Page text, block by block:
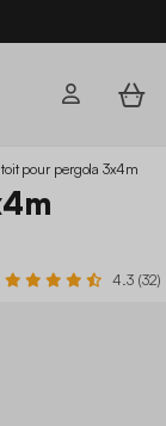
pour pergola 3x4m
4.3 (32)